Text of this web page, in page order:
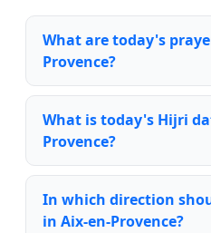
What are today's
Provence?
What is today's Hijri
Provence?
In which direction
in Aix-en-Provence?